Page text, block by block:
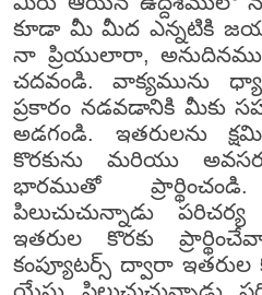
కూడా మీ మీద ఎన్నటికి
నా ప్రియులారా,
చదవండి. వాక్యమును
ప్రకారం నడవడానికి మీకు
అడగండి. ఇతరులను
కొరకును మరియు
భారముతో
పిలుచుచున్నాడు
ఇతరుల కొరకు
కంప్యూటర్స్ ద్వారా ఇతరుల